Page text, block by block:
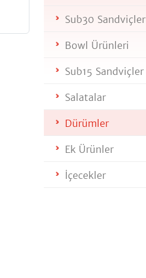
Sub30 Sandviçler
Bowl Ürünleri
Sub15 Sandviçler
Salatalar
Dürümler
Ek Ürünler
İçecekler